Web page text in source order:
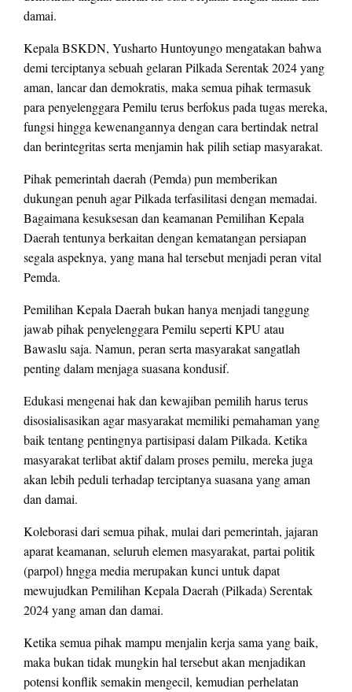
damai.
Kepala BSKDN, Yusharto Huntoyungo mengatakan bahwa
demi terciptanya sebuah gelaran Pilkada Serentak 2024 yang
aman, lancar dan demokratis, maka semua pihak termasuk
para penyelenggara Pemilu terus berfokus pada tugas mereka,
fungsi hingga kewenangannya dengan cara bertindak netral
dan berintegritas serta menjamin hak pilih setiap masyarakat.
Pihak pemerintah daerah (Pemda) pun memberikan
dukungan penuh agar Pilkada terfasilitasi dengan memadai.
Bagaimana kesuksesan dan keamanan Pemilihan Kepala
Daerah tentunya berkaitan dengan kematangan persiapan
segala aspeknya, yang mana hal tersebut menjadi peran vital
Pemda.
Pemilihan Kepala Daerah bukan hanya menjadi tanggung
jawab pihak penyelenggara Pemilu seperti KPU atau
Bawaslu saja. Namun, peran serta masyarakat sangatlah
penting dalam menjaga suasana kondusif.
Edukasi mengenai hak dan kewajiban pemilih harus terus
disosialisasikan agar masyarakat memiliki pemahaman yang
baik tentang pentingnya partisipasi dalam Pilkada. Ketika
masyarakat terlibat aktif dalam proses pemilu, mereka juga
akan lebih peduli terhadap terciptanya suasana yang aman
dan damai.
Koleborasi dari semua pihak, mulai dari pemerintah, jajaran
aparat keamanan, seluruh elemen masyarakat, partai politik
(parpol) hngga media merupakan kunci untuk dapat
mewujudkan Pemilihan Kepala Daerah (Pilkada) Serentak
2024 yang aman dan damai.
Ketika semua pihak mampu menjalin kerja sama yang baik,
maka bukan tidak mungkin hal tersebut akan menjadikan
potensi konflik semakin mengecil, kemudian perhelatan